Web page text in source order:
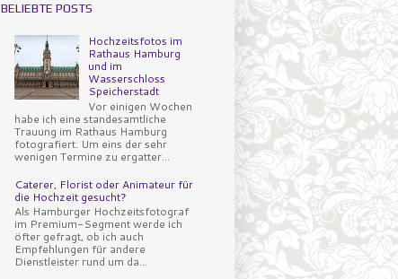
BELIEBTE POSTS
Hochzeitsfotos im
Rathaus Hamburg
und im
Wasserschloss
Speicherstadt
Vor einigen Wochen
habe ich eine standesamtliche
Trauung im Rathaus Hamburg
fotografiert. Um eins der sehr
wenigen Termine zu ergatter...
Caterer, Florist oder Animateur für
die Hochzeit gesucht?
Als Hamburger Hochzeitsfotograf
im Premium-Segment werde ich
öfter gefragt, ob ich auch
Empfehlungen für andere
Dienstleister rund um da...